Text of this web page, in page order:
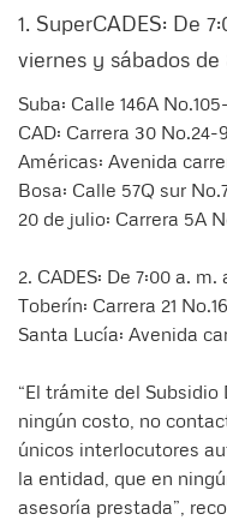
1. SuperCADES: De
viernes y sábados de
Suba: Calle 146A
CAD: Carrera 30 No.24-
Américas: Avenida
Bosa: Calle 57Q sur
20 de julio: Carrera 5A
2. CADES: De 7:00 a.
Toberín: Carrera 21
Santa Lucía: Avenida
“El trámite del
ningún costo, no
únicos interlocutores
la entidad, que en
asesoría prestada”,